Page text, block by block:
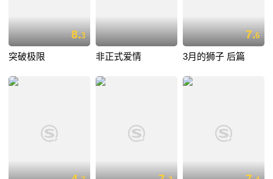
8.3
突破极限 非正式爱情
7.6
3月的狮子 后篇